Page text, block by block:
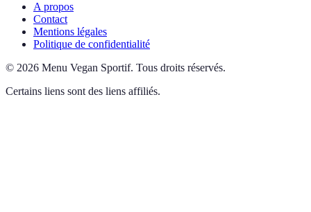
A propos
Contact
Mentions légales
Politique de confidentialité
© 2026 Menu Vegan Sportif. Tous droits réservés.
Certains liens sont des liens affiliés.